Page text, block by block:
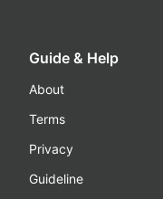
Guide & Help
About
Terms
Privacy
Guideline